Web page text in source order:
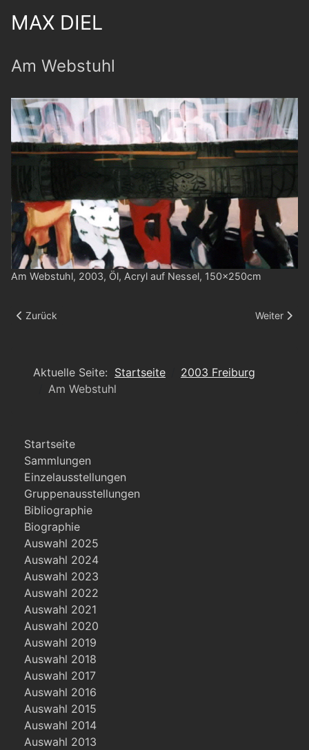
MAX DIEL
Am Webstuhl
Am Webstuhl, 2003, Öl, Acryl auf Nessel, 150x250cm
Vorheriger Beitrag: Schwamm/ Eimer
Zurück Nächster
Weiter
Aktuelle Seite: Startseite
2003 Freiburg
Am Webstuhl
Startseite
Sammlungen
Einzelausstellungen
Gruppenausstellungen
Bibliographie
Biographie
Auswahl 2025
Auswahl 2024
Auswahl 2023
Auswahl 2022
Auswahl 2021
Auswahl 2020
Auswahl 2019
Auswahl 2018
Auswahl 2017
Auswahl 2016
Auswahl 2015
Auswahl 2014
Auswahl 2013